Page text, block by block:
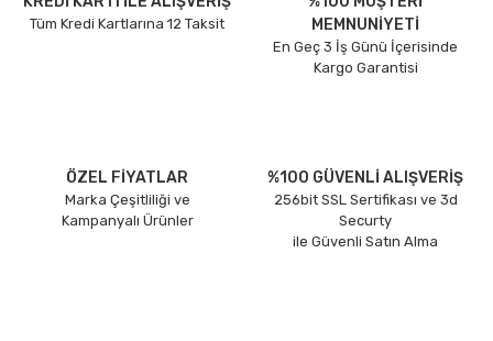
Tüm Kredi Kartlarına 12 Taksit
MEMNUNİYETİ
En Geç 3 İş Günü İçerisinde
Kargo Garantisi
ÖZEL FİYATLAR
Marka Çeşitliliği ve
Kampanyalı Ürünler
%100 GÜVENLİ ALIŞVERİŞ
256bit SSL Sertifikası ve 3d
Securty
ile Güvenli Satın Alma